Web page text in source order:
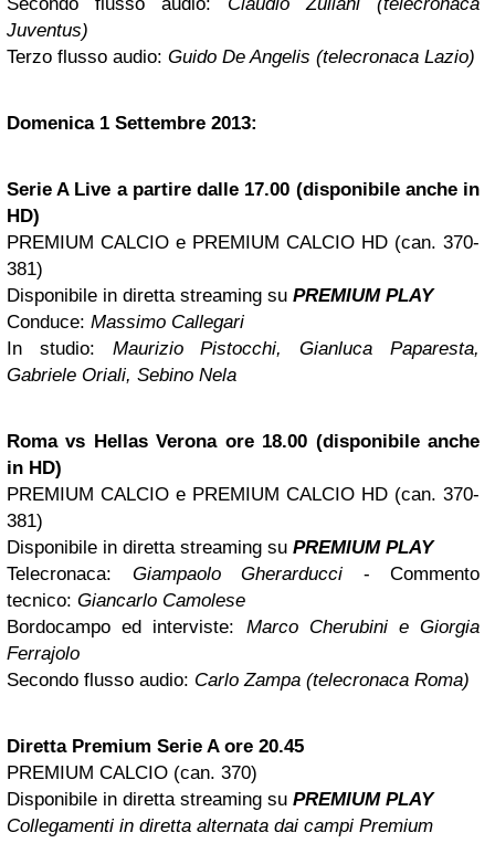
Juventus)
Terzo flusso audio: Guido De Angelis (telecronaca Lazio)
Domenica 1 Settembre 2013:
Serie A Live a partire dalle 17.00 (disponibile anche in
HD)
PREMIUM CALCIO e PREMIUM CALCIO HD (can. 370-
381)
Disponibile in diretta streaming su PREMIUM PLAY
Conduce: Massimo Callegari
In studio: Maurizio Pistocchi, Gianluca Paparesta,
Gabriele Oriali, Sebino Nela
Romavs Hellas Verona ore 18.00 (disponibile anche
in HD)
PREMIUM CALCIO e PREMIUM CALCIO HD (can. 370-
381)
Disponibile in diretta streaming su PREMIUM PLAY
Telecronaca: Giampaolo Gherarducci - Commento
tecnico: Giancarlo Camolese
Bordocampo ed interviste: Marco Cherubini e Giorgia
Ferrajolo
Secondo flusso audio: Carlo Zampa (telecronaca Roma)
Diretta Premium Serie A ore 20.45
PREMIUM CALCIO (can. 370)
Disponibile in diretta streaming su PREMIUM PLAY
Collegamenti in diretta alternata dai campi Premium